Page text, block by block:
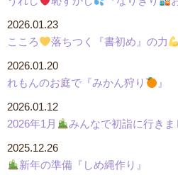
こころ 落ちつく『書初め』の力
2026.01.23
れもんのお庭で『みかん狩り 』
2026.01.20
2026年1月 みんなで初詣に行きま
2026.01.12
新年の準備『しめ縄作り』
2025.12.26